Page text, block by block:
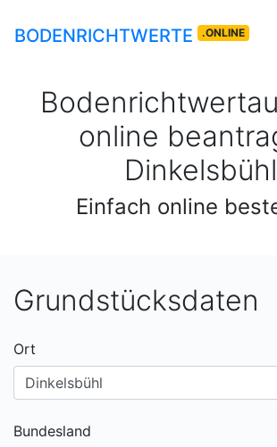
BODENRICHTWERTE .ONLINE
online
Dinkelsbühl
Einfach online
Grundstücksdaten
Ort
Bundesland